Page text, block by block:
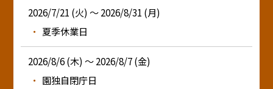
2026/7/21 (火) ～ 2026/8/31 (月)
夏季休業日
2026/8/6 (木) ～ 2026/8/7 (金)
園独自閉庁日